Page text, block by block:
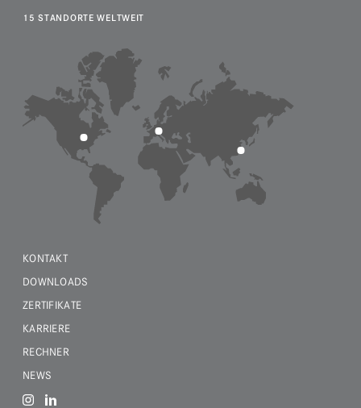
15 STANDORTE WELTWEIT
KONTAKT
DOWNLOADS
ZERTIFIKATE
KARRIERE
RECHNER
NEWS